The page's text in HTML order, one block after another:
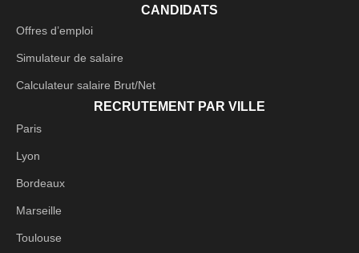
CANDIDATS
Offres d’emploi
Simulateur de salaire
Calculateur salaire Brut/Net
RECRUTEMENT PAR VILLE
Paris
Lyon
Bordeaux
Marseille
Toulouse